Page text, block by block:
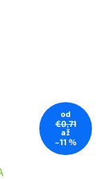
od
€0,71
až
–11 %